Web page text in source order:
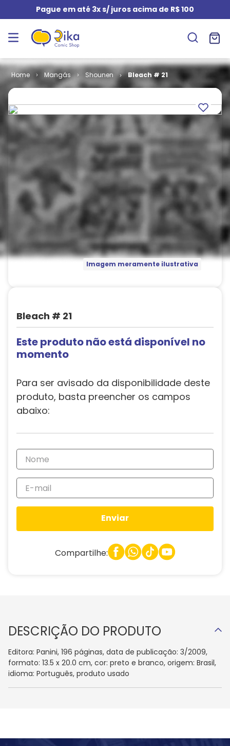
Pague em até 3x s/ juros acima de R$ 100
Mangás Shounen Bleach # 21
Imagem meramente ilustrativa
Bleach # 21
Este produto não está disponível no
momento
Para ser avisado da disponibilidade deste
produto, basta preencher os campos
abaixo:
Enviar
Compartilhe:
DESCRIÇÃO DO PRODUTO
Editora: Panini, 196 páginas, data de publicação: 3/2009,
formato: 13.5 x 20.0 cm, cor: preto e branco, origem: Brasil,
idioma: Português, produto usado